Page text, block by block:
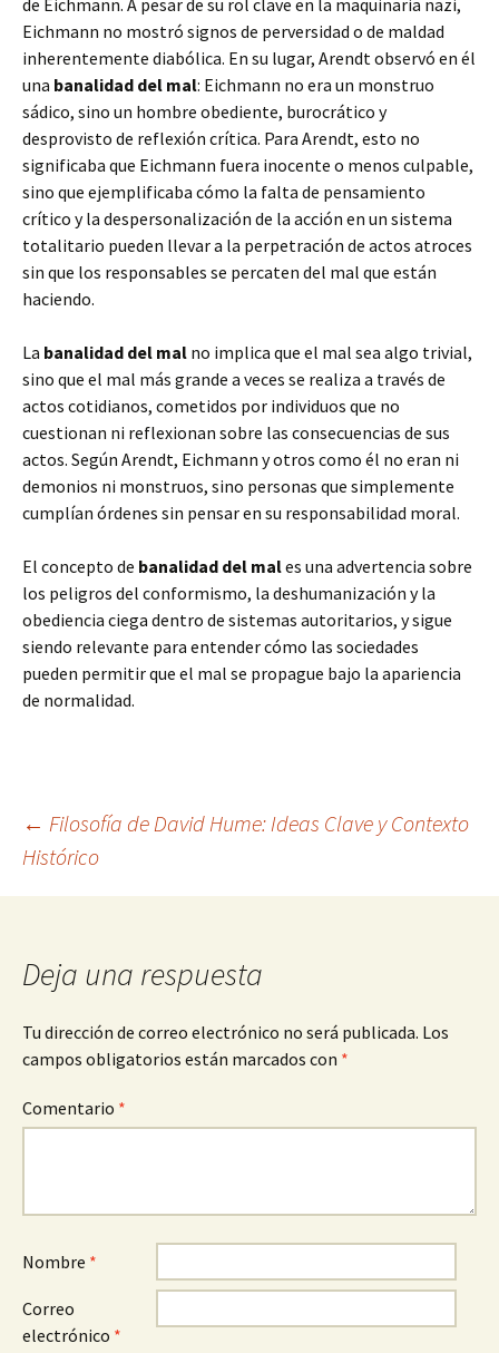
de Eichmann. A pesar de su rol clave en la maquinaria nazi,
Eichmann no mostró signos de perversidad o de maldad
inherentemente diabólica. En su lugar, Arendt observó en él
una banalidad del mal: Eichmann no era un monstruo
sádico, sino un hombre obediente, burocrático y
desprovisto de reflexión crítica. Para Arendt, esto no
significaba que Eichmann fuera inocente o menos culpable,
sino que ejemplificaba cómo la falta de pensamiento
crítico y la despersonalización de la acción en un sistema
totalitario pueden llevar a la perpetración de actos atroces
sin que los responsables se percaten del mal que están
haciendo.
La banalidad del mal no implica que el mal sea algo trivial,
sino que el mal más grande a veces se realiza a través de
actos cotidianos, cometidos por individuos que no
cuestionan ni reflexionan sobre las consecuencias de sus
actos. Según Arendt, Eichmann y otros como él no eran ni
demonios ni monstruos, sino personas que simplemente
cumplían órdenes sin pensar en su responsabilidad moral.
El concepto de banalidad del males una advertencia sobre
los peligros del conformismo, la deshumanización y la
obediencia ciega dentro de sistemas autoritarios, y sigue
siendo relevante para entender cómo las sociedades
pueden permitir que el mal se propague bajo la apariencia
de normalidad.
Navegación
de
entradas
← Filosofía de David Hume: Ideas Clave y Contexto
Histórico
Deja una respuesta
Tu dirección de correo electrónico no será publicada. Los
campos obligatorios están marcados con *
Comentario *
Nombre *
Correo
electrónico *